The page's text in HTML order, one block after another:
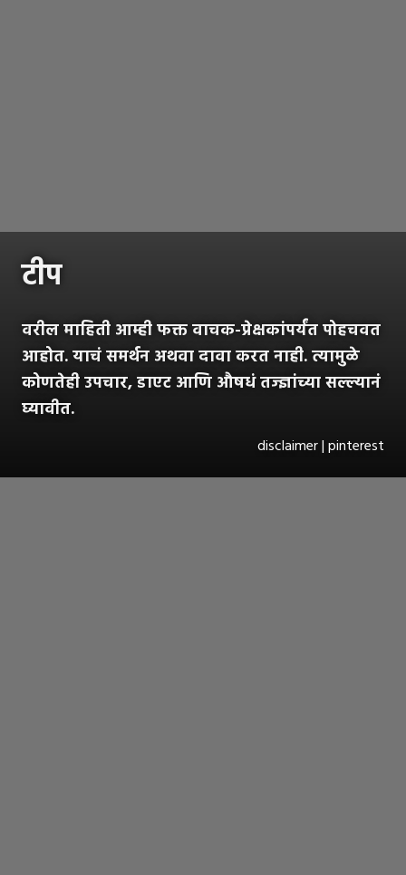
टीप
वरील माहिती आम्ही फक्त वाचक-प्रेक्षकांपर्यंत पोहचवत
आहोत. याचं समर्थन अथवा दावा करत नाही. त्यामुळे
कोणतेही उपचार, डाएट आणि औषधं तज्ज्ञांच्या सल्ल्यानं
घ्यावीत.
disclaimer | pinterest